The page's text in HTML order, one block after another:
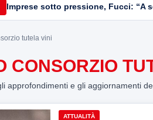
Imprese sotto pressione, Fucci: “A
tutela vini
CONSORZIO
approfondimenti e gli aggiornamenti
ATTUALITÀ